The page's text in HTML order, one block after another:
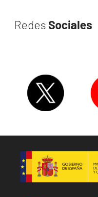
Redes Sociales